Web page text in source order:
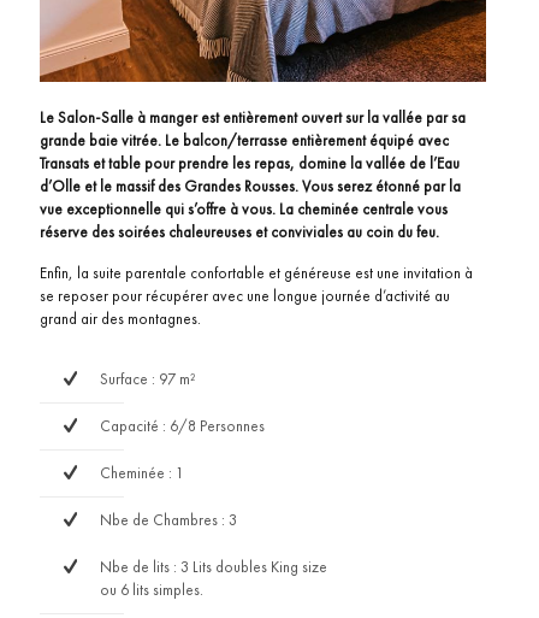
Le Salon-Salle à manger est entièrement ouvert sur la vallée par sa
grande baie vitrée. Le balcon/terrasse entièrement équipé avec
Transats et table pour prendre les repas, domine la vallée de l’Eau
d’Olle et le massif des Grandes Rousses. Vous serez étonné par la
vue exceptionnelle qui s’offre à vous. La cheminée centrale vous
réserve des soirées chaleureuses et conviviales au coin du feu.
Enfin, la suite parentale confortable et généreuse est une invitation à
se reposer pour récupérer avec une longue journée d’activité au
grand air des montagnes.
Surface : 97 m²
Capacité : 6/8 Personnes
Cheminée : 1
Nbe de Chambres : 3
Nbe de lits : 3 Lits doubles King size
ou 6 lits simples.